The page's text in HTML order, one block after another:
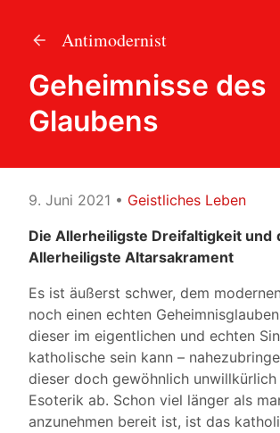
Antimodernist
Geheimnisse des
Glaubens
9. Juni 2021 • Geistliches Leben
Die Allerheiligste Dreifaltigkeit und
Allerheiligste Altarsakrament
Es ist äußerst schwer, dem
noch einen echten
dieser im eigentlichen und echten
katholische sein kann –
dieser doch gewöhnlich
Esoterik ab. Schon viel länger als
anzunehmen bereit ist, ist das